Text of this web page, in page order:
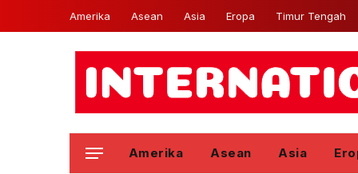
Amerika Asean Asia Eropa Timur Tengah
Amerika Asean Asia